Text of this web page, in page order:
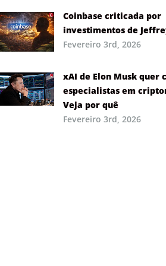
Coinbase criticada por
investimentos de
Fevereiro 3rd, 2026
xAI de Elon Musk quer
especialistas em
Veja por quê
Fevereiro 3rd, 2026